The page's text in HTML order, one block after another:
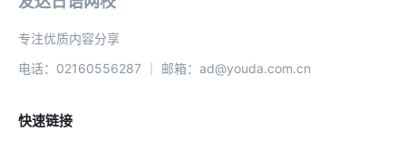
专注优质内容分享
电话：02160556287 ｜ 邮箱：ad@youda.com.cn
快速链接